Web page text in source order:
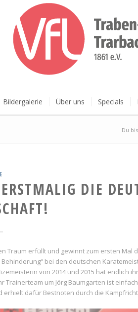
Bildergalerie Über uns Specials
Du
DIE
Traum erfüllt und gewinnt zum ersten Mal
bei den deutschen
von 2014 und 2015 hat endlich
um Jörg Baumgarten ist
erhielt dafür Bestnoten durch die